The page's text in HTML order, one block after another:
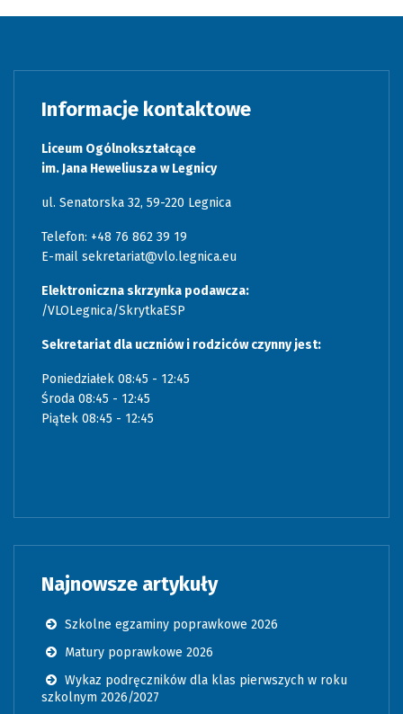
Informacje kontaktowe
Liceum Ogólnokształcące
im. Jana Heweliusza w Legnicy
ul. Senatorska 32, 59-220 Legnica
Telefon: +48 76 862 39 19
E-mail sekretariat@vlo.legnica.eu
Elektroniczna skrzynka podawcza:
/VLOLegnica/SkrytkaESP
Sekretariat dla uczniów i rodziców czynny jest:
Poniedziałek 08:45 - 12:45
Środa 08:45 - 12:45
Piątek 08:45 - 12:45
Najnowsze artykuły
Szkolne egzaminy poprawkowe 2026
Matury poprawkowe 2026
Wykaz podręczników dla klas pierwszych w roku
szkolnym 2026/2027